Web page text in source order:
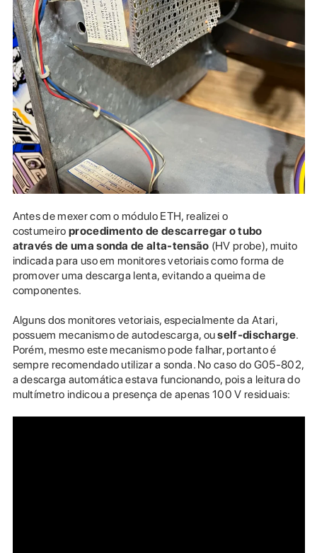
Antes de mexer com o módulo ETH, realizei o
costumeiro procedimento de descarregar o tubo
através de uma sonda de alta-tensão (HV probe), muito
indicada para uso em monitores vetoriais como forma de
promover uma descarga lenta, evitando a queima de
componentes.
Alguns dos monitores vetoriais, especialmente da Atari,
possuem mecanismo de autodescarga, ouself-discharge.
Porém, mesmo este mecanismo pode falhar, portanto é
sempre recomendado utilizar a sonda. No caso do G05-802,
a descarga automática estava funcionando, pois a leitura do
multímetro indicou a presença de apenas 100 V residuais: